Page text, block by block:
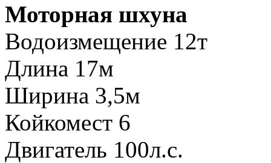
Моторная шхуна
Водоизмещение 12т
Длина 17м
Ширина 3,5м
Койкомест 6
Двигатель 100л.с.